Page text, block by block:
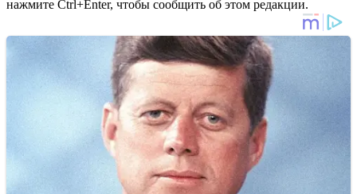
нажмите Ctrl+Enter, чтобы сообщить об этом редакции.